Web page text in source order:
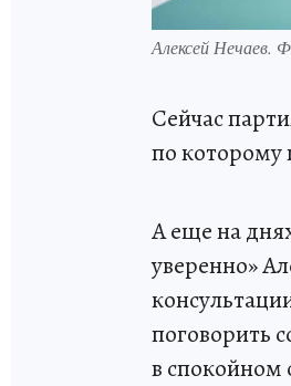
Алексей Нечаев.
Сейчас
по которому
А еще на
уверенно»
поговорить
в спокойном